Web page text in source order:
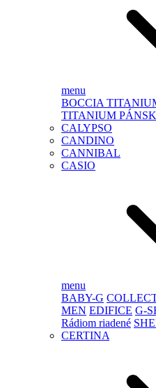
menu
BOCCIA
TITANIUM
CALYPSO
CANDINO
CANNIBAL
CASIO
menu
BABY-G
MEN EDIFICE G-
Rádiom riadené
CERTINA